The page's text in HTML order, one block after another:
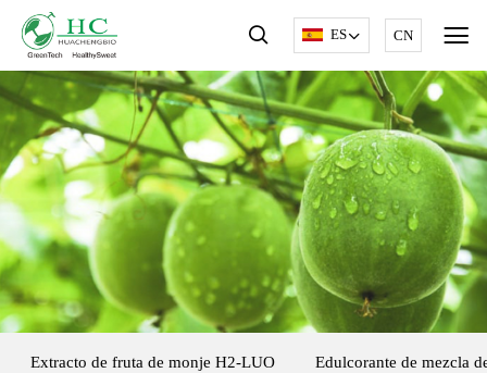
ES CN
Extracto de fruta de monje H2-LUO Edulcorante de mezcla